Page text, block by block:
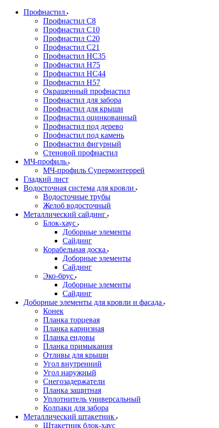
Профнастил
Профнастил С8
Профнастил С10
Профнастил С20
Профнастил С21
Профнастил НС35
Профнастил Н75
Профнастил HC44
Профнастил Н57
Окрашенный профнастил
Профнастил для забора
Профнастил для крыши
Профнастил оцинкованный
Профнастил под дерево
Профнастил под камень
Профнастил фигурный
Стеновой профнастил
МЧ-профиль
МЧ-профиль Супермонтеррей
Гладкий лист
Водосточная система для кровли
Водосточные трубы
Желоб водосточный
Металлический сайдинг
Блок-хаус
Доборные элементы
Сайдинг
Корабельная доска
Доборные элементы
Сайдинг
Эко-брус
Доборные элементы
Сайдинг
Доборные элементы для кровли и фасада
Конек
Планка торцевая
Планка карнизная
Планка ендовы
Планка примыкания
Отливы для крыши
Угол внутренний
Угол наружный
Снегозадержатели
Планка защитная
Уплотнитель универсальный
Колпаки для забора
Металлический штакетник
Штакетник блок-хаус